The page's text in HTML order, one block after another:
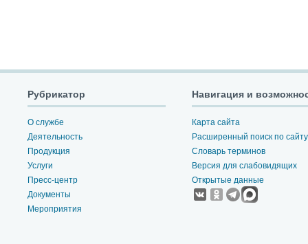
Рубрикатор
О службе
Деятельность
Продукция
Услуги
Пресс-центр
Документы
Мероприятия
Навигация и
Карта сайта
Расширенный поиск по сайту
Словарь терминов
Версия для слабовидящих
Открытые данные